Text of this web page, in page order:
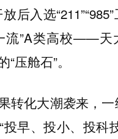
后入选
流”A类高校——天
压舱石”。
转化大潮袭来，
早、投小、投科